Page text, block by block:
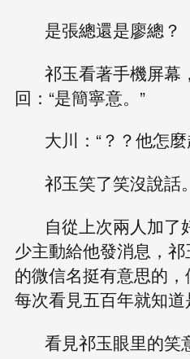
是張總還是廖總？
祁玉看著手機屏幕
回：“是簡寧意。”
大川：“？？他怎
祁玉笑了笑沒說話。
自從上次兩人加了
少主動給他發消息，
的微信名挺有意思的
每次看見五百年就知道
看見祁玉眼里的